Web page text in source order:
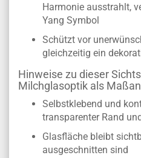
Harmonie ausstrahlt,
Yang Symbol
Schützt vor
gleichzeitig ein
Hinweise zu dieser
Milchglasoptik als
Selbstklebend und
transparenter Rand
Glasfläche bleibt
ausgeschnitten sind